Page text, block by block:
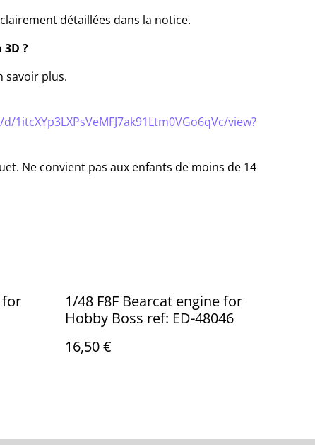
détaillées dans la notice.
?
savoir plus.
view?
Ne convient pas aux enfants de moins de 14
for
1/48 F8F Bearcat engine for
Hobby Boss ref: ED-48046
16,50 €